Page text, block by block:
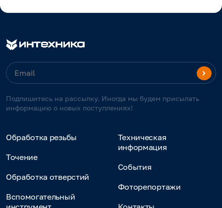
Подпишитесь на рассылку. Иногда мы будем присылать
информацию о новых поступлениях!
Обработка резьбы
Точение
Обработка отверстий
Вспомогательный
Техническая
информация
События
Фоторепортажи